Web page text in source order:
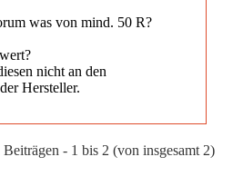
was von mind. 50 R?
nicht an den
Hersteller.
- 1 bis 2 (von insgesamt 2)